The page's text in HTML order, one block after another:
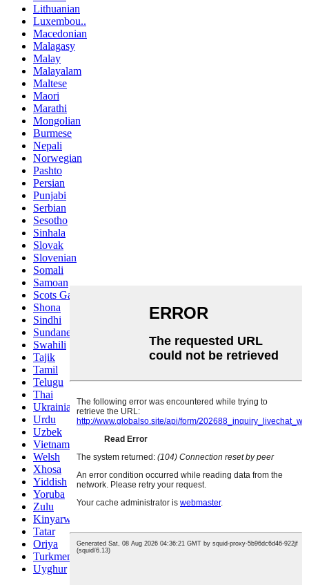
Lithuanian
Luxembou..
Macedonian
Malagasy
Malay
Malayalam
Maltese
Maori
Marathi
Mongolian
Burmese
Nepali
Norwegian
Pashto
Persian
Punjabi
Serbian
Sesotho
Sinhala
Slovak
Slovenian
Somali
Samoan
Scots Gaelic
Shona
Sindhi
Sundanese
Swahili
Tajik
Tamil
Telugu
Thai
Ukrainian
Urdu
Uzbek
Vietnamese
Welsh
Xhosa
Yiddish
Yoruba
Zulu
Kinyarwanda
Tatar
Oriya
Turkmen
Uyghur